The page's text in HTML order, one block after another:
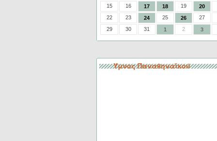
15
16 17 18 19
20
22
23 24 25 26
27
29
30 31 1 2 3
Ύμνος Παναθηναϊκού